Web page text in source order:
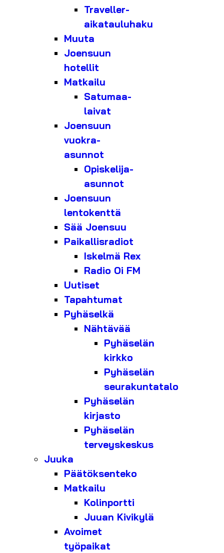
Traveller-
aikatauluhaku
Muuta
Joensuun
hotellit
Matkailu
Satumaa-
laivat
Joensuun
vuokra-
asunnot
Opiskelija-
asunnot
Joensuun
lentokenttä
Sää Joensuu
Paikallisradiot
Iskelmä Rex
Radio Oi FM
Uutiset
Tapahtumat
Pyhäselkä
Nähtävää
Pyhäselän
kirkko
Pyhäselän
seurakuntatalo
Pyhäselän
kirjasto
Pyhäselän
terveyskeskus
Juuka
Päätöksenteko
Matkailu
Kolinportti
Juuan Kivikylä
Avoimet
työpaikat